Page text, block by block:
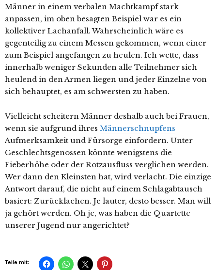
Männer in einem verbalen Machtkampf stark
anpassen, im oben besagten Beispiel war es ein
kollektiver Lachanfall. Wahrscheinlich wäre es
gegenteilig zu einem Messen gekommen, wenn einer
zum Beispiel angefangen zu heulen. Ich wette, dass
innerhalb weniger Sekunden alle Teilnehmer sich
heulend in den Armen liegen und jeder Einzelne von
sich behauptet, es am schwersten zu haben.
Vielleicht scheitern Männer deshalb auch bei Frauen,
wenn sie aufgrund ihres Männerschnupfens
Aufmerksamkeit und Fürsorge einfordern. Unter
Geschlechtsgenossen könnte wenigstens die
Fieberhöhe oder der Rotzausfluss verglichen werden.
Wer dann den Kleinsten hat, wird verlacht. Die einzige
Antwort darauf, die nicht auf einem Schlagabtausch
basiert: Zurücklachen. Je lauter, desto besser. Man will
ja gehört werden. Oh je, was haben die Quartette
unserer Jugend nur angerichtet?
Teile mit: